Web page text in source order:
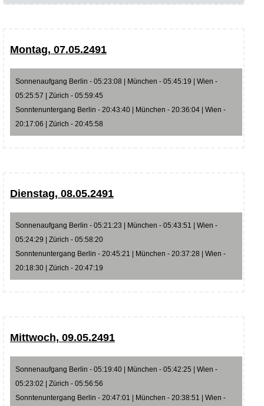
Montag, 07.05.2491
Sonnenaufgang Berlin - 05:23:08 | München - 05:45:19 | Wien -
05:25:57 | Zürich - 05:59:45
Sonntenuntergang Berlin - 20:43:40 | München - 20:36:04 | Wien -
20:17:06 | Zürich - 20:45:58
Dienstag, 08.05.2491
Sonnenaufgang Berlin - 05:21:23 | München - 05:43:51 | Wien -
05:24:29 | Zürich - 05:58:20
Sonntenuntergang Berlin - 20:45:21 | München - 20:37:28 | Wien -
20:18:30 | Zürich - 20:47:19
Mittwoch, 09.05.2491
Sonnenaufgang Berlin - 05:19:40 | München - 05:42:25 | Wien -
05:23:02 | Zürich - 05:56:56
Sonntenuntergang Berlin - 20:47:01 | München - 20:38:51 | Wien -